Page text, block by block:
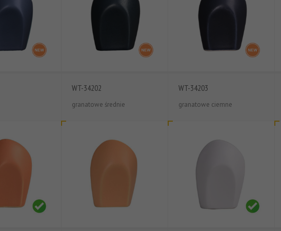
WT-34202
granatowe średnie
WT-34203
granatowe ciemne